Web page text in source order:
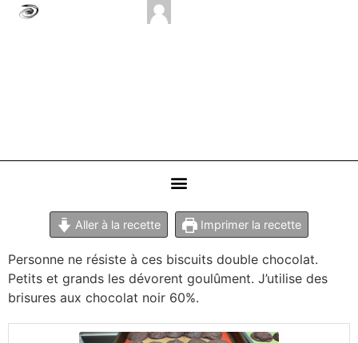
Aller à la recette Imprimer la recette
Personne ne résiste à ces biscuits double chocolat.
Petits et grands les dévorent goulûment. J’utilise des
brisures aux chocolat noir 60%.